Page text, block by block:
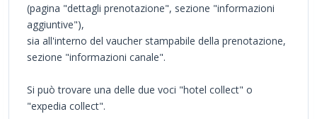
(pagina "dettagli prenotazione", sezione "informazioni
aggiuntive"),
sia all'interno del vaucher stampabile della prenotazione,
sezione "informazioni canale".
Si può trovare una delle due voci "hotel collect" o
"expedia collect".